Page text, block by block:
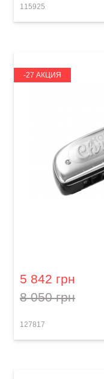
115925
-27 АКЦИЯ
5 842 грн
8 050 грн
127817